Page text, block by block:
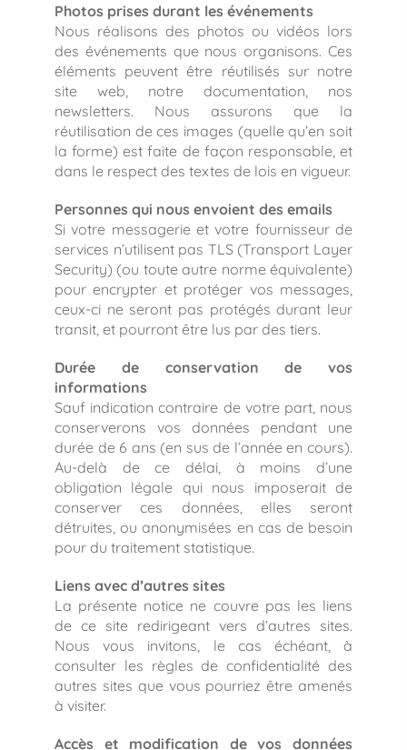
Photos prises durant les événements
Nous réalisons des photos ou vidéos lors
des événements que nous organisons. Ces
éléments peuvent être réutilisés sur notre
site web, notre documentation, nos
newsletters. Nous assurons que la
réutilisation de ces images (quelle qu’en soit
la forme) est faite de façon responsable, et
dans le respect des textes de lois en vigueur.
Personnes qui nous envoient des emails
Si votre messagerie et votre fournisseur de
services n’utilisent pas TLS (Transport Layer
Security) (ou toute autre norme équivalente)
pour encrypter et protéger vos messages,
ceux-ci ne seront pas protégés durant leur
transit, et pourront être lus par des tiers.
Durée de conservation de vos
informations
Sauf indication contraire de votre part, nous
conserverons vos données pendant une
durée de 6 ans (en sus de l’année en cours).
Au-delà de ce délai, à moins d’une
obligation légale qui nous imposerait de
conserver ces données, elles seront
détruites, ou anonymisées en cas de besoin
pour du traitement statistique.
Liens avec d’autres sites
La présente notice ne couvre pas les liens
de ce site redirigeant vers d’autres sites.
Nous vous invitons, le cas échéant, à
consulter les règles de confidentialité des
autres sites que vous pourriez être amenés
à visiter.
Accès et modification de vos données